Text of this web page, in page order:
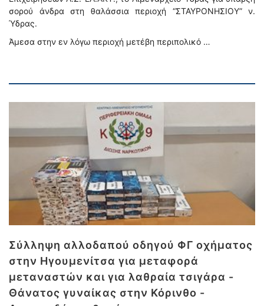
σορού άνδρα στη θαλάσσια περιοχή “ΣΤΑΥΡΟΝΗΣΙΟΥ” ν.
Ύδρας.
Άμεσα στην εν λόγω περιοχή μετέβη περιπολικό …
Σύλληψη αλλοδαπού οδηγού ΦΓ οχήματος
στην Ηγουμενίτσα για μεταφορά
μεταναστών και για λαθραία τσιγάρα -
Θάνατος γυναίκας στην Κόρινθο -